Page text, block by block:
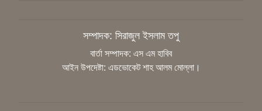
সম্পাদক: সিরাজুল ইসলাম তপু
বার্তা সম্পাদক: এস এম হাবিব
আইন উপদেষ্টা: এডভোকেট শাহ আলম মোল্লা।